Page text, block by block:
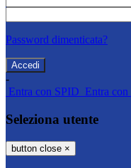
Password dimenticata?
-
Entra con SPID Entra
Seleziona utente
button close ×